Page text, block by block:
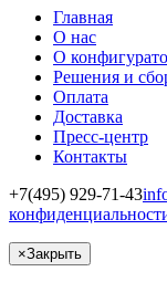
Главная
О нас
О
Решения и
Оплата
Доставка
Пресс-центр
Контакты
+7(495) 929-71-43
×Закрыть